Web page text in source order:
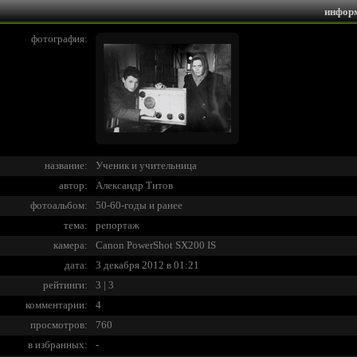
фотография:
название:
Ученик и учительница
автор:
Александр Титов
фотоальбом:
50-60-годы и ранее
тема:
репортаж
камера:
Canon PowerShot SX200 IS
дата:
3 декабря 2012 в 01:21
рейтинги:
3 | 3
комментарии:
4
просмотров:
760
в избранных:
-